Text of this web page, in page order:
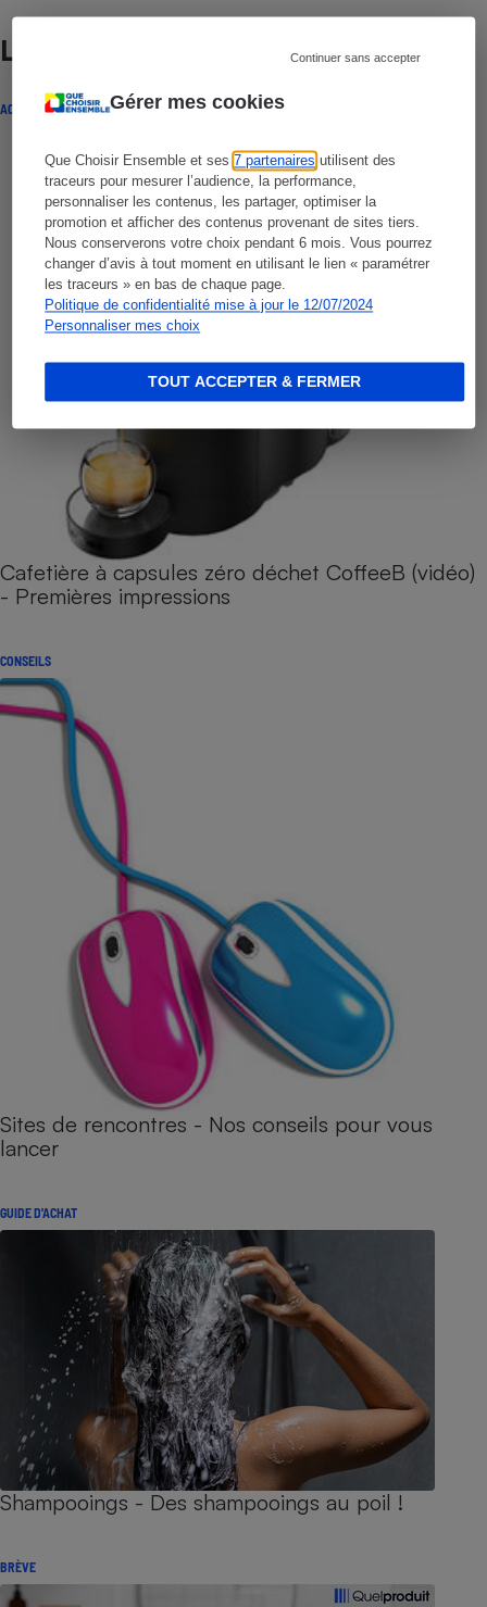
Gérer mes cookies
Que Choisir Ensemble et ses7 partenaires utilisent des
traceurs pour mesurer l’audience, la performance,
personnaliser les contenus, les partager, optimiser la
promotion et afficher des contenus provenant de sites tiers.
Nous conserverons votre choix pendant 6 mois. Vous pourrez
changer d’avis à tout moment en utilisant le lien « paramétrer
les traceurs » en bas de chaque page.
Politique de confidentialité mise à jour le 12/07/2024
Personnaliser mes choix
Continuer sans accepter
TOUT ACCEPTER & FERMER
Lire aussi
ACTUALITÉ
Cafetière à capsules zéro déchet CoffeeB (vidéo)
- Premières impressions
CONSEILS
Sites de rencontres - Nos conseils pour vous
lancer
GUIDE D'ACHAT
Shampooings - Des shampooings au poil !
BRÈVE